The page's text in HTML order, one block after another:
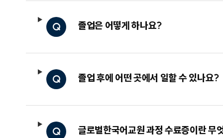
Q 졸업은 어떻게 하나요?
Q 졸업 후에 어떤 곳에서 일할 수 있나요?
Q 글로벌한국어교원 과정 수료증이란 무